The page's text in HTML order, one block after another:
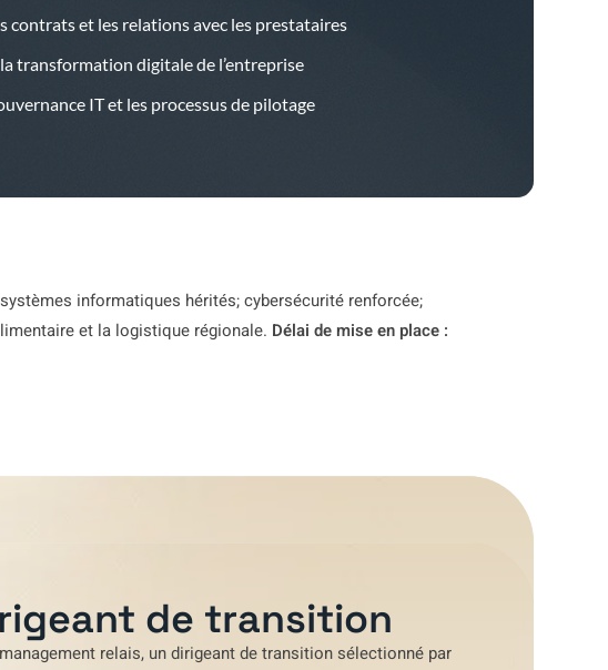
contrats et les relations avec les prestataires
transformation digitale de l’entreprise
IT et les processus de pilotage
informatiques hérités; cybersécurité renforcée;
et la logistique régionale. Délai de mise en place :
de transition
management relais, un dirigeant de transition sélectionné par